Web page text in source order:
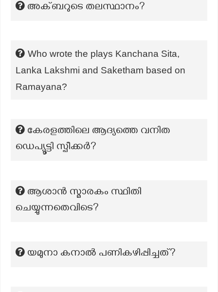
അക്ബറുടെ തലസ്ഥാനം?
Who wrote the plays Kanchana Sita,
Lanka Lakshmi and Saketham based on
Ramayana?
കേരളത്തിലെ ആദ്യത്തെ വനിത
ഡെപ്യൂട്ടി സ്പീക്കര്‍?
ആശാൻ സ്മാരകം സ്ഥിതി
ചെയ്യുന്നതെവിടെ?
യമുനാ കനാൽ പണികഴിപ്പിച്ചത്?